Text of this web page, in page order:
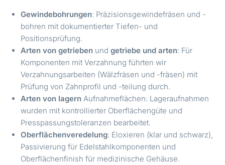
Gewindebohrungen: Präzisionsgewindefräsen und -
bohren mit dokumentierter Tiefen- und
Positionsprüfung.
Arten von getrieben undgetriebe und arten: Für
Komponenten mit Verzahnung führten wir
Verzahnungsarbeiten (Wälzfräsen und -fräsen) mit
Prüfung von Zahnprofil und -teilung durch.
Arten von lagern Aufnahmeflächen: Lageraufnahmen
wurden mit kontrollierter Oberflächengüte und
Presspassungstoleranzen bearbeitet.
Oberflächenveredelung: Eloxieren (klar und schwarz),
Passivierung für Edelstahlkomponenten und
Oberflächenfinish für medizinische Gehäuse.